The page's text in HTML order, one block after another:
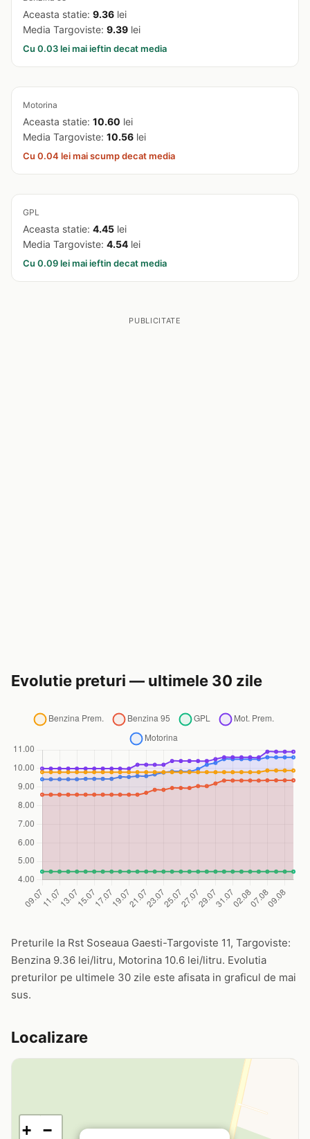
Aceasta statie: 9.36 lei
Media Targoviste: 9.39 lei
Cu 0.03 lei mai ieftin decat media
Motorina
Aceasta statie: 10.60 lei
Media Targoviste: 10.56 lei
Cu 0.04 lei mai scump decat media
GPL
Aceasta statie: 4.45 lei
Media Targoviste: 4.54 lei
Cu 0.09 lei mai ieftin decat media
PUBLICITATE
Evolutie preturi — ultimele 30 zile
Preturile la Rst Soseaua Gaesti-Targoviste 11, Targoviste:
Benzina 9.36 lei/litru, Motorina 10.6 lei/litru. Evolutia
preturilor pe ultimele 30 zile este afisata in graficul de mai
sus.
Localizare
+ −